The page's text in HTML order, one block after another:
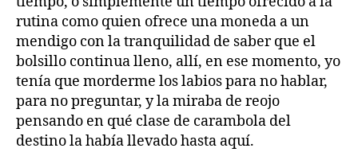
rutina como quien ofrece una moneda a un
mendigo con la tranquilidad de saber que el
bolsillo continua lleno, allí, en ese momento, yo
tenía que morderme los labios para no hablar,
para no preguntar, y la miraba de reojo
pensando en qué clase de carambola del
destino la había llevado hasta aquí.